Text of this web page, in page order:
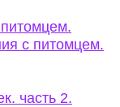
с питомцем.
часть 2.